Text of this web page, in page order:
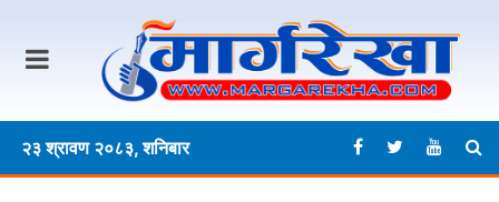
२३ श्रावण २०८३, शनिबार